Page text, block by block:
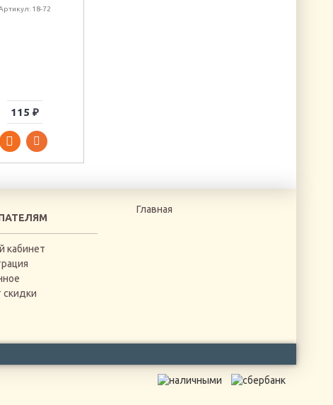
18-72
115 ₽
кабинет
скидки
Главная